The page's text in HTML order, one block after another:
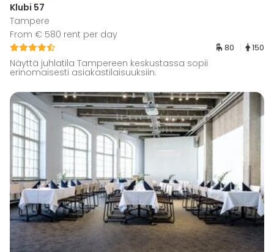
Klubi 57
Tampere
From € 580 rent per day
80 150
Näyttä juhlatila Tampereen keskustassa sopii
erinomaisesti asiakastilaisuuksiin.